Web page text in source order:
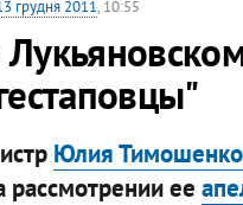
грудня 2011, 10:55
Юлия Тимошенко
рассмотрении ее